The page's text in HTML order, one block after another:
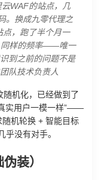
WAF的站点，几
。换成九零代理之
点，跑了半个月一
同样的频率——唯一
到之前的问题不是
队技术负责人
随机化，已经做到了
实用户一模一样”——
机轮换 + 智能目标
没有对手。
装）